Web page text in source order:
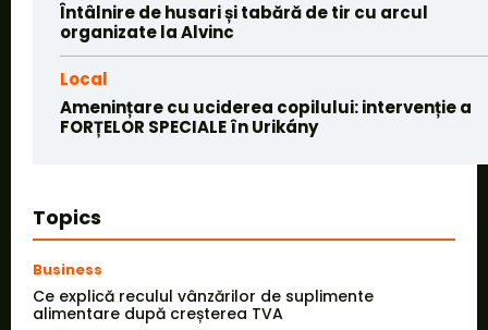
Întâlnire de husari și tabără de tir cu arcul
organizate la Alvinc
Local
Amenințare cu uciderea copilului: intervenție a
FORȚELOR SPECIALE în Urikány
Topics
Business
Ce explică reculul vânzărilor de suplimente
alimentare după creșterea TVA